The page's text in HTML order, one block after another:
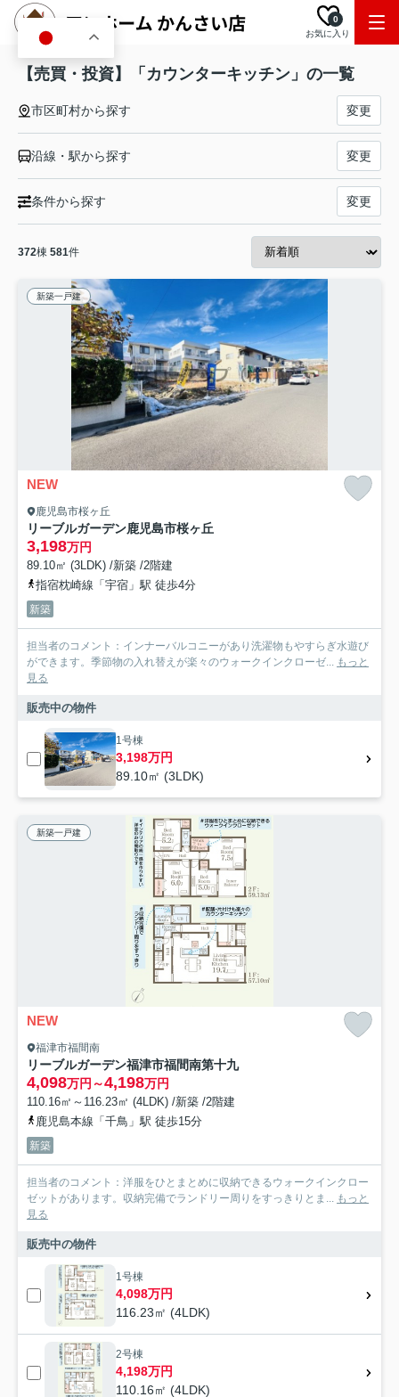
お気に入り
0
【売買・投資】「カウンターキッチン」の一覧
市区町村から探す 変更
沿線・駅から探す 変更
条件から探す 変更
372棟 581件
新築一戸建
NEW
鹿児島市桜ヶ丘
リーブルガーデン鹿児島市桜ヶ丘
3,198万円
89.10㎡ (3LDK) /新築 /2階建
指宿枕崎線「宇宿」駅 徒歩4分
新築
担当者のコメント：インナーバルコニーがあり洗濯物もやすらぎ水遊び
ができます。季節物の入れ替えが楽々のウォークインクローゼ... もっと
見る
販売中の物件
1号棟
3,198万円
89.10㎡ (3LDK)
新築一戸建
NEW
福津市福間南
リーブルガーデン福津市福間南第十九
4,098万円～4,198万円
110.16㎡～116.23㎡ (4LDK) /新築 /2階建
鹿児島本線「千鳥」駅 徒歩15分
新築
担当者のコメント：洋服をひとまとめに収納できるウォークインクロー
ゼットがあります。収納完備でランドリー周りをすっきりとま... もっと
見る
販売中の物件
1号棟
4,098万円
116.23㎡ (4LDK)
2号棟
4,198万円
110.16㎡ (4LDK)